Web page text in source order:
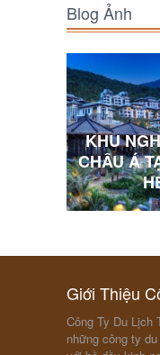
Blog Ảnh
KHU NGHỈ
CHÂU Á TẠI
Giới Thiệu
Công Ty Du Lịch
những công ty